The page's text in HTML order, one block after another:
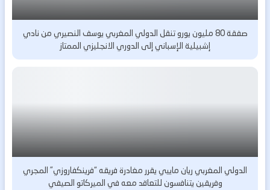
صفقة 80 مليون يورو تنقل الدولي المغربي يوسف النصيري من نادي
إشبيلية الإسباني إلى الدوري الانجليزي الممتاز
الدولي المغربي ريان ماييي يقرر مغادرة فريقه “فرينكفاروزي” المجري
وفريقين يتنافسون للتعاقد معه في الميركاتو الصيفي